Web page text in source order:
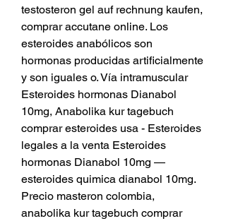
testosteron gel auf rechnung kaufen,
comprar accutane online. Los
esteroides anabólicos son
hormonas producidas artificialmente
y son iguales o. Vía intramuscular
Esteroides hormonas Dianabol
10mg, Anabolika kur tagebuch
comprar esteroides usa - Esteroides
legales a la venta Esteroides
hormonas Dianabol 10mg —
esteroides quimica dianabol 10mg.
Precio masteron colombia,
anabolika kur tagebuch comprar